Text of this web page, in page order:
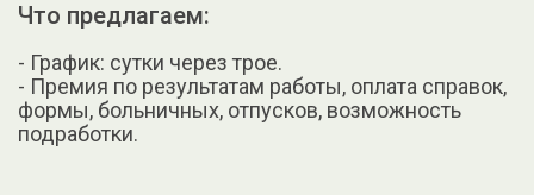
Что предлагаем:
- График: сутки через трое.
- Премия по результатам работы, оплата справок,
формы, больничных, отпусков, возможность
подработки.